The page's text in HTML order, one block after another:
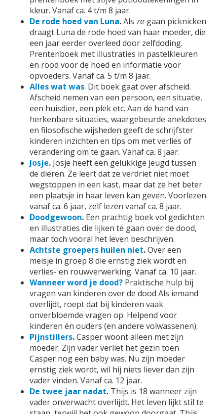
kleur. Vanaf ca. 4 t/m 8 jaar.
De rode hoed van Luna.Als ze gaan picknicken
draagt Luna de rode hoed van haar moeder, die
een jaar eerder overleed door zelfdoding.
Prentenboek met illustraties in pastelkleuren
en rood voor de hoed en informatie voor
opvoeders. Vanaf ca. 5 t/m 8 jaar.
Alles wat was. Dit boek gaat over afscheid.
Afscheid nemen van een persoon, een situatie,
een huisdier, een plek etc. Aan de hand van
herkenbare situaties, waargebeurde anekdotes
en filosofische wijsheden geeft de schrijfster
kinderen inzichten en tips om met verlies of
verandering om te gaan. Vanaf ca. 8 jaar.
Josje. Josje heeft een gelukkige jeugd tussen
de dieren. Ze leert dat ze verdriet niet moet
wegstoppen in een kast, maar dat ze het beter
een plaatsje in haar leven kan geven. Voorlezen
vanaf ca. 6 jaar, zelf lezen vanaf ca. 8 jaar.
Doodgewoon. Een prachtig boek vol gedichten
en illustraties die lijken te gaan over de dood,
maar toch vooral het leven beschrijven.
Achtste groepers huilen niet.Over een
meisje in groep 8 die ernstig ziek wordt en
verlies- en rouwverwerking. Vanaf ca. 10 jaar.
Wanneer word je dood? Praktische hulp bij
vragen van kinderen over de dood Als iemand
overlijdt, roept dat bij kinderen vaak
onverbloemde vragen op. Helpend voor
kinderen én ouders (en andere volwassenen).
Pijnstillers.Casper woont alleen met zijn
moeder. Zijn vader verliet het gezin toen
Casper nog een baby was. Nu zijn moeder
ernstig ziek wordt, wil hij niets liever dan zijn
vader vinden. Vanaf ca. 12 jaar.
De twee jaar nadat. Thijs is 18 wanneer zijn
vader onverwacht overlijdt. Het leven lijkt stil te